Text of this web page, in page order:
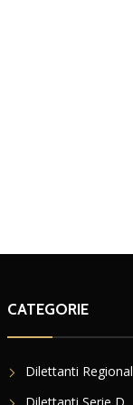
CATEGORIE
Dilettanti